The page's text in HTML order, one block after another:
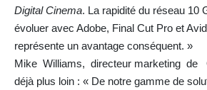
Digital Cinema. La rapidité du réseau 10
évoluer avec Adobe, Final Cut Pro et
représente un avantage conséquent. »
Mike Williams, directeur marketing de
déjà plus loin : « De notre gamme de